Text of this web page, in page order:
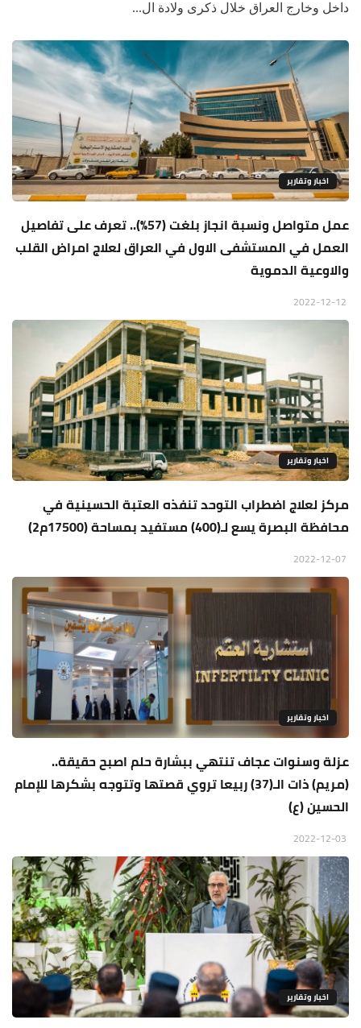
داخل وخارج العراق خلال ذكرى ولادة ال...
اخبار وتقارير
عمل متواصل ونسبة انجاز بلغت (57%).. تعرف على تفاصيل
العمل في المستشفى الاول في العراق لعلاج امراض القلب
والاوعية الدموية
اخبار وتقارير
مركز لعلاج اضطراب التوحد تنفذه العتبة الحسينية في
محافظة البصرة يسع لـ(400) مستفيد بمساحة (17500م2)
اخبار وتقارير
عزلة وسنوات عجاف تنتهي ببشارة حلم اصبح حقيقة..
(مريم) ذات الـ(37) ربيعا تروي قصتها وتتوجه بشكرها للإمام
الحسين (ع)
اخبار وتقارير